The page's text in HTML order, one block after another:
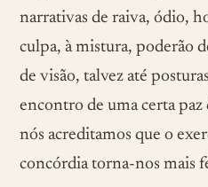
narrativas de raiva, ódio,
culpa, à mistura, poderão
de visão, talvez até
encontro de uma certa
nós acreditamos que o
concórdia torna-nos mais